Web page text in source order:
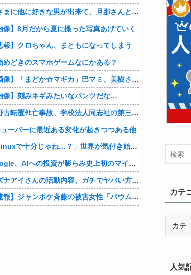
奥さまに他に好きな男が出来て、旦那さんと離婚したいため旦那さんのＤＶをでっちあげて、まんまと周りを騙している話を聞いたのは、未来の鬼女たちだったｗ
像】8月だから夏に撮った写真あげていく
報】クロちゃん、まともになってしまう
めどきのスマホゲームなにかある？
【画像】「まどか☆マギカ」巴マミ、美樹さやか、佐倉杏子エロすぎ放課後えんこーハメ撮りどぴゅどぴゅエチエチが最高すぎる❣
像】刻みネギみたいなパンツだな…
辺野古転覆ﾀﾋ亡事故、学校法人同志社の第三者委員会が調査報告書を公表 … 安全配慮義務違反や安全管理に関する検証を妨げた組織風土の存在を指摘
ーバーに最近ある変化が起きつつある他
「Linuxで十分じゃね…？」世界が気付き始める他
Google、AIへの投資が膨らみ史上初のマイナスキャッシュフローに陥る他
キズナアイさんの活動内容、ガチでヤバい方向へ他
【速報】ジャンポケ斉藤の被害女性「バウムクーヘン売ったりTikTokライブしててムカついたから示談しなかった」他
カテ
人気